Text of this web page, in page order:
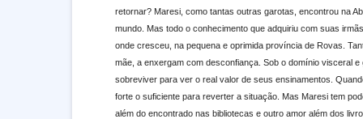
retornar? Maresi, como tantas outras garotas, encontrou na
mundo. Mas todo o conhecimento que adquiriu com suas
onde cresceu, na pequena e oprimida província de Rovas.
mãe, a enxergam com desconfiança. Sob o domínio visceral
sobreviver para ver o real valor de seus ensinamentos.
forte o suficiente para reverter a situação. Mas Maresi tem
além do encontrado nas bibliotecas e outro amor além dos